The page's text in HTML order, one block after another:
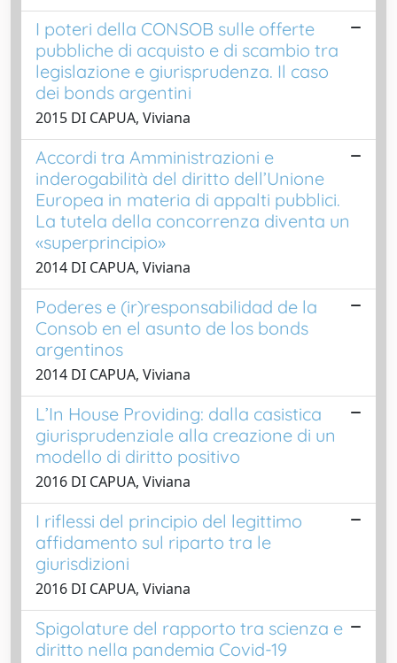
I poteri della CONSOB sulle offerte
pubbliche di acquisto e di scambio tra
legislazione e giurisprudenza. Il caso
dei bonds argentini
2015 DI CAPUA, Viviana
Accordi tra Amministrazioni e
inderogabilità del diritto dell’Unione
Europea in materia di appalti pubblici.
La tutela della concorrenza diventa un
«superprincipio»
2014 DI CAPUA, Viviana
Poderes e (ir)responsabilidad de la
Consob en el asunto de los bonds
argentinos
2014 DI CAPUA, Viviana
L’In House Providing: dalla casistica
giurisprudenziale alla creazione di un
modello di diritto positivo
2016 DI CAPUA, Viviana
I riflessi del principio del legittimo
affidamento sul riparto tra le
giurisdizioni
2016 DI CAPUA, Viviana
Spigolature del rapporto tra scienza e
diritto nella pandemia Covid-19